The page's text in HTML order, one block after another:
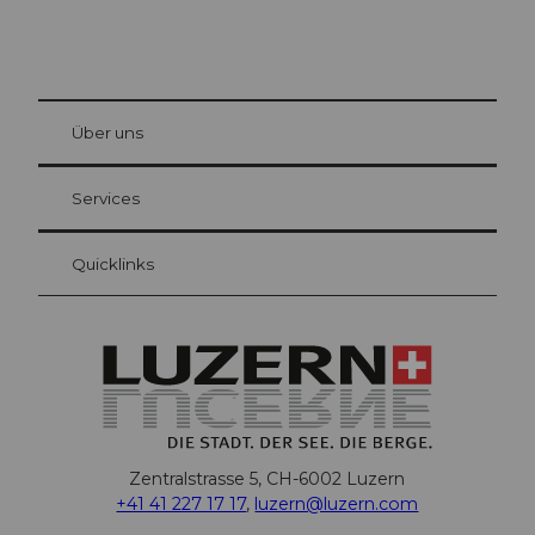
Gästekarte Luzern
Ihre Vorteile als Übernachtungsgast
at Bre
Über uns
Services
Quicklinks
Zentralstrasse 5, CH-6002 Luzern
+41 41 227 17 17, luzern@luzern.com